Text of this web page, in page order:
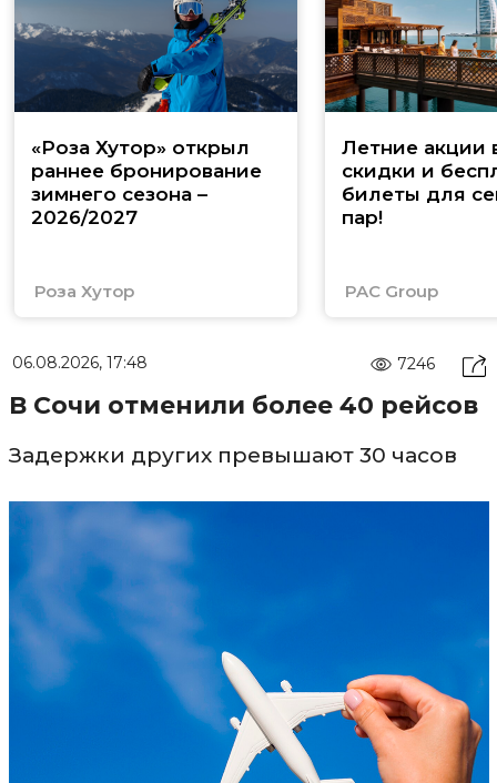
«Роза Хутор» открыл
раннее бронирование
зимнего сезона –
2026/2027
Роза Хутор
Летние акции
скидки и
билеты для
пар!
PAC Group
06.08.2026, 17:48 7246
В Сочи отменили более 40 рейсов
Задержки других превышают 30 часов